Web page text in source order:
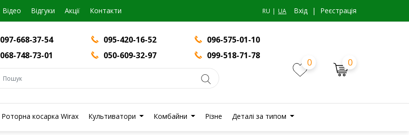
Вiдео Відгуки Акції Контакти RU UA Вхiд | Реєстрація
097-668-37-54 095-420-16-52
096-575-01-10
068-748-73-01
050-609-32-97 099-518-71-78
0 0
Роторна косарка Wirax Культиватори Комбайни Різне Деталі за типом